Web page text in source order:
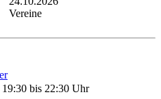
Vereine
bis 22:30 Uhr